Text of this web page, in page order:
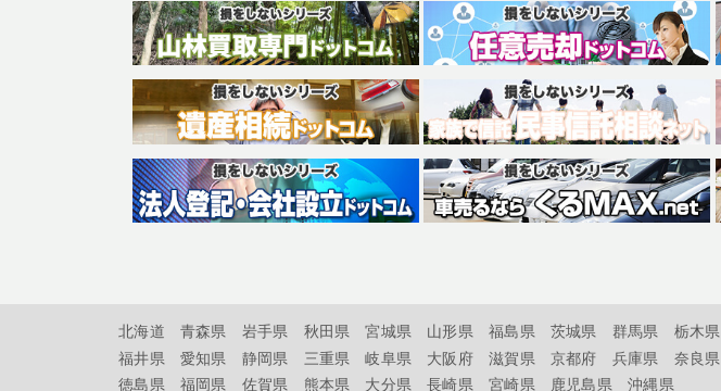
北海道 青森県 岩手県 秋田県 宮城県 山形県 福島県 茨城県 群馬県 栃木県
福井県
愛知県 静岡県 三重県 岐阜県 大阪府 滋賀県 京都府 兵庫県 奈良県
徳島県
福岡県 佐賀県 熊本県 大分県 長崎県 宮崎県 鹿児島県 沖縄県